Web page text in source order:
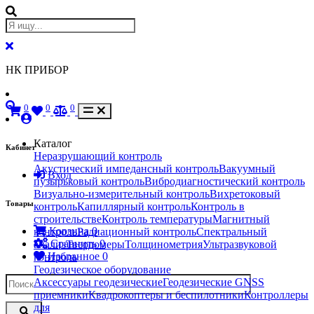
НК ПРИБОР
Кабинет
Вход
Товары
Корзина0
Сравнить0
Избранное 0
0 0 0
Каталог
Неразрушающий контроль
Акустический импедансный контрольВакуумный
пузырьковый контрольВибродиагностический контроль
Визуально-измерительный контрольВихретоковый
контрольКапиллярный контрольКонтроль в
строительствеКонтроль температурыМагнитный
контрольРадиационный контрольСпектральный
анализТвердомерыТолщинометрияУльтразвуковой
контроль
Геодезическое оборудование
Аксессуары геодезическиеГеодезические GNSS
приемникиКвадрокоптеры и беспилотникиКонтроллеры
для